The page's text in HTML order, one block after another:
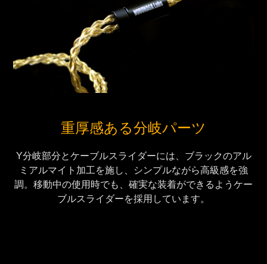
重厚感ある分岐パーツ
Y分岐部分とケーブルスライダーには、ブラックのアル
ミアルマイト加工を施し、シンプルながら高級感を強
調。移動中の使用時でも、確実な装着ができるようケー
ブルスライダーを採用しています。